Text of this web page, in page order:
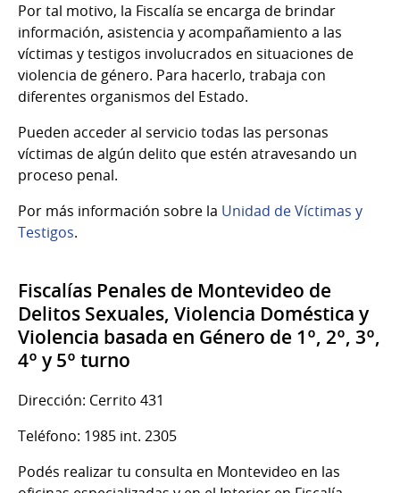
Por tal motivo, la Fiscalía se encarga de brindar
información, asistencia y acompañamiento a las
víctimas y testigos involucrados en situaciones de
violencia de género. Para hacerlo, trabaja con
diferentes organismos del Estado.
Pueden acceder al servicio todas las personas
víctimas de algún delito que estén atravesando un
proceso penal.
Por más información sobre la Unidad de Víctimas y
Testigos.
Fiscalías Penales de Montevideo de
Delitos Sexuales, Violencia Doméstica y
Violencia basada en Género de 1º, 2º, 3º,
4º y 5º turno
Dirección: Cerrito 431
Teléfono: 1985 int. 2305
Podés realizar tu consulta en Montevideo en las